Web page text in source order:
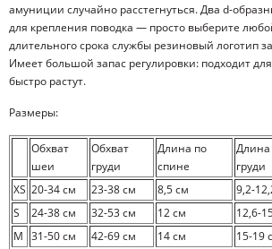
амуниции случайно расстегнуться. Два d-
для крепления поводка — просто выберите
длительного срока службы резиновый логотип
Имеет большой запас регулировки: подходит
быстро растут.
Размеры:
Обхват
шеи
Обхват
груди
Длина по
спине
Длина
груди
XS 20-34 см 23-38 см 8,5 см 9,2-
S
24-38 см 32-53 см 12 см 12,6-
M 31-50 см 42-69 см 14 см 15-19